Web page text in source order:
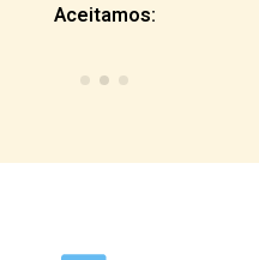
Aceitamos: